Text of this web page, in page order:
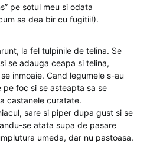
pe sotul meu si odata
sa dea bir cu fugitii!).
la fel tulpinile de telina. Se
se adauga ceapa si telina,
inmoaie. Cand legumele s-au
foc si se asteapta sa se
castanele curatate.
sare si piper dupa gust si se
se atata supa de pasare
umeda, dar nu pastoasa.